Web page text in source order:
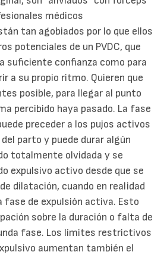
médicos
tan agobiados por lo que ellos
potenciales de un PVDC, que
suficiente confianza como para
a su propio ritmo. Quieren que
posible, para llegar al punto
percibido haya pasado. La fase
preceder a los pujos activos
parto y puede durar algún
totalmente olvidada y se
expulsivo activo desde que se
dilatación, cuando en realidad
fase de expulsión activa. Esto
sobre la duración o falta de
fase. Los límites restrictivos
aumentan también el